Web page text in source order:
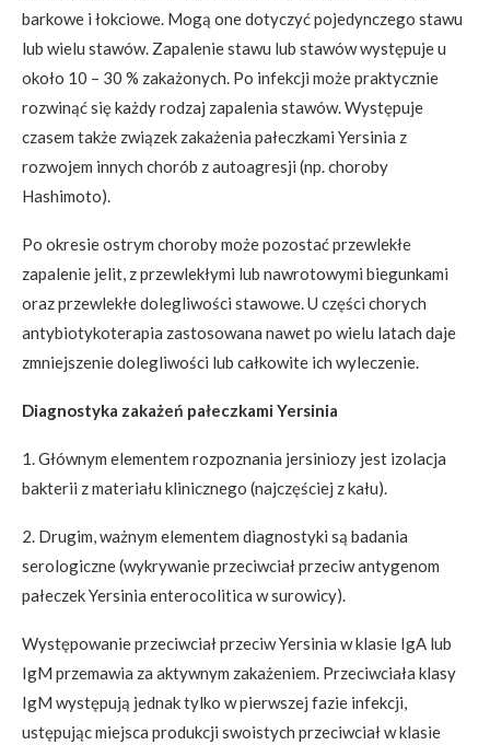
barkowe i łokciowe. Mogą one dotyczyć pojedynczego stawu
lub wielu stawów. Zapalenie stawu lub stawów występuje u
około 10 – 30 % zakażonych. Po infekcji może praktycznie
rozwinąć się każdy rodzaj zapalenia stawów. Występuje
czasem także związek zakażenia pałeczkami Yersinia z
rozwojem innych chorób z autoagresji (np. choroby
Hashimoto).
Po okresie ostrym choroby może pozostać przewlekłe
zapalenie jelit, z przewlekłymi lub nawrotowymi biegunkami
oraz przewlekłe dolegliwości stawowe. U części chorych
antybiotykoterapia zastosowana nawet po wielu latach daje
zmniejszenie dolegliwości lub całkowite ich wyleczenie.
Diagnostyka zakażeń pałeczkami Yersinia
1. Głównym elementem rozpoznania jersiniozy jest izolacja
bakterii z materiału klinicznego (najczęściej z kału).
2. Drugim, ważnym elementem diagnostyki są badania
serologiczne (wykrywanie przeciwciał przeciw antygenom
pałeczek Yersinia enterocolitica w surowicy).
Występowanie przeciwciał przeciw Yersinia w klasie IgA lub
IgM przemawia za aktywnym zakażeniem. Przeciwciała klasy
IgM występują jednak tylko w pierwszej fazie infekcji,
ustępując miejsca produkcji swoistych przeciwciał w klasie